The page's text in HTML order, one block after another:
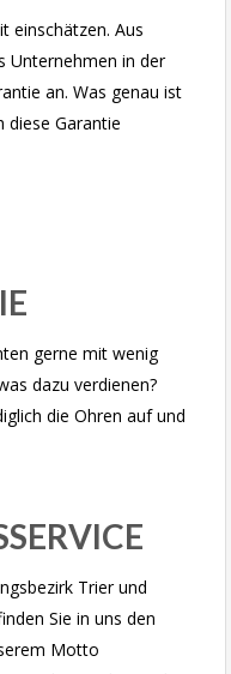
einschätzen. Aus
Unternehmen in der
an. Was genau ist
diese Garantie
gerne mit wenig
dazu verdienen?
die Ohren auf und
Trier und
Sie in uns den
Motto